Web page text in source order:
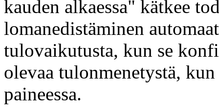
kauden alkaessa" kätkee
lomanedistäminen
tulovaikutusta, kun se
olevaa tulonmenetystä,
paineessa.